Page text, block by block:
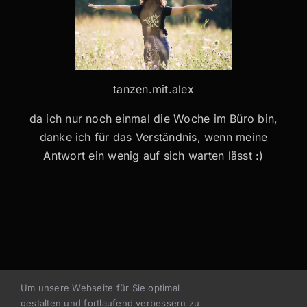
tanzen.mit.alex
da ich nur noch einmal die Woche im Büro bin,
danke ich für das Verständnis, wenn meine
Antwort ein wenig auf sich warten lässt :)
Um unsere Webseite für Sie optimal
gestalten und fortlaufend verbessern zu